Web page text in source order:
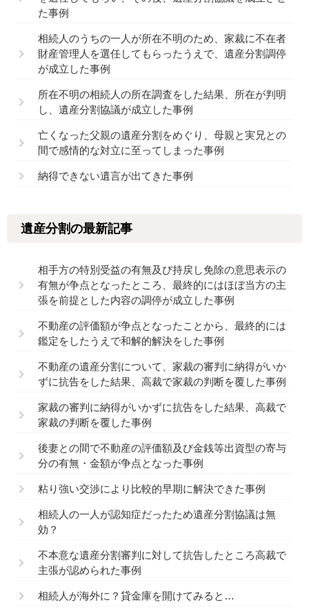
た事例
相続人のうちの一人が所在不明のため、家裁に不在者
財産管理人を選任してもらったうえで、遺産分割調停
が成立した事例
所在不明の相続人の所在調査をした結果、所在が判明
し、遺産分割協議が成立した事例
亡くなった父親の遺産分割をめぐり、母親と実兄との
間で感情的な対立に至ってしまった事例
納得できない遺言が出てきた事例
遺産分割の最新記事
相手方の特別受益の有無及び持戻し免除の意思表示の
有無が争点となったところ、最終的にはほぼ当方の主
張を前提とした内容の調停が成立した事例
不動産の評価額が争点となったことから、最終的には
鑑定をしたうえで和解的解決をした事例
不動産の遺産分割について、家裁の審判に納得がいか
ずに抗告をした結果、高裁で家裁の判断を覆した事例
家裁の審判に納得がいかずに抗告をした結果、高裁で
家裁の判断を覆した事例
後妻との間で不動産の評価額及び金銭等出資型の寄与
分の有無・金額が争点となった事例
粘り強い交渉により比較的早期に解決できた事例
相続人の一人が認知症だったため遺産分割協議は無
効？
不本意な遺産分割審判に対して抗告したところ高裁で
主張が認められた事例
相続人が海外に？貸金庫を開けてみると…